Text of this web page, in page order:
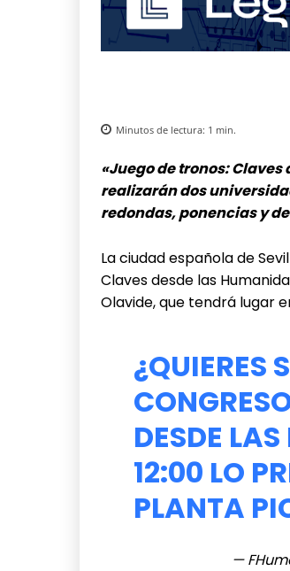
Minutos de lectura: 1 min.
«Juego de tronos:
realizarán dos
redondas, ponencias y
La ciudad española de
Claves desde las
Olavide, que tendrá lugar
¿QUIERES
DESDE
12:00 LO
PLANTA
—